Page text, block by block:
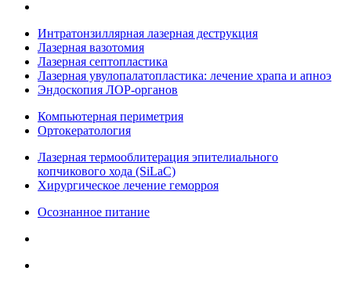
Интратонзиллярная лазерная деструкция
Лазерная вазотомия
Лазерная септопластика
Лазерная увулопалатопластика: лечение храпа и апноэ
Эндоскопия ЛОР-органов
Компьютерная периметрия
Ортокератология
Лазерная термооблитерация эпителиального
копчикового хода (SiLaC)
Хирургическое лечение геморроя
Осознанное питание